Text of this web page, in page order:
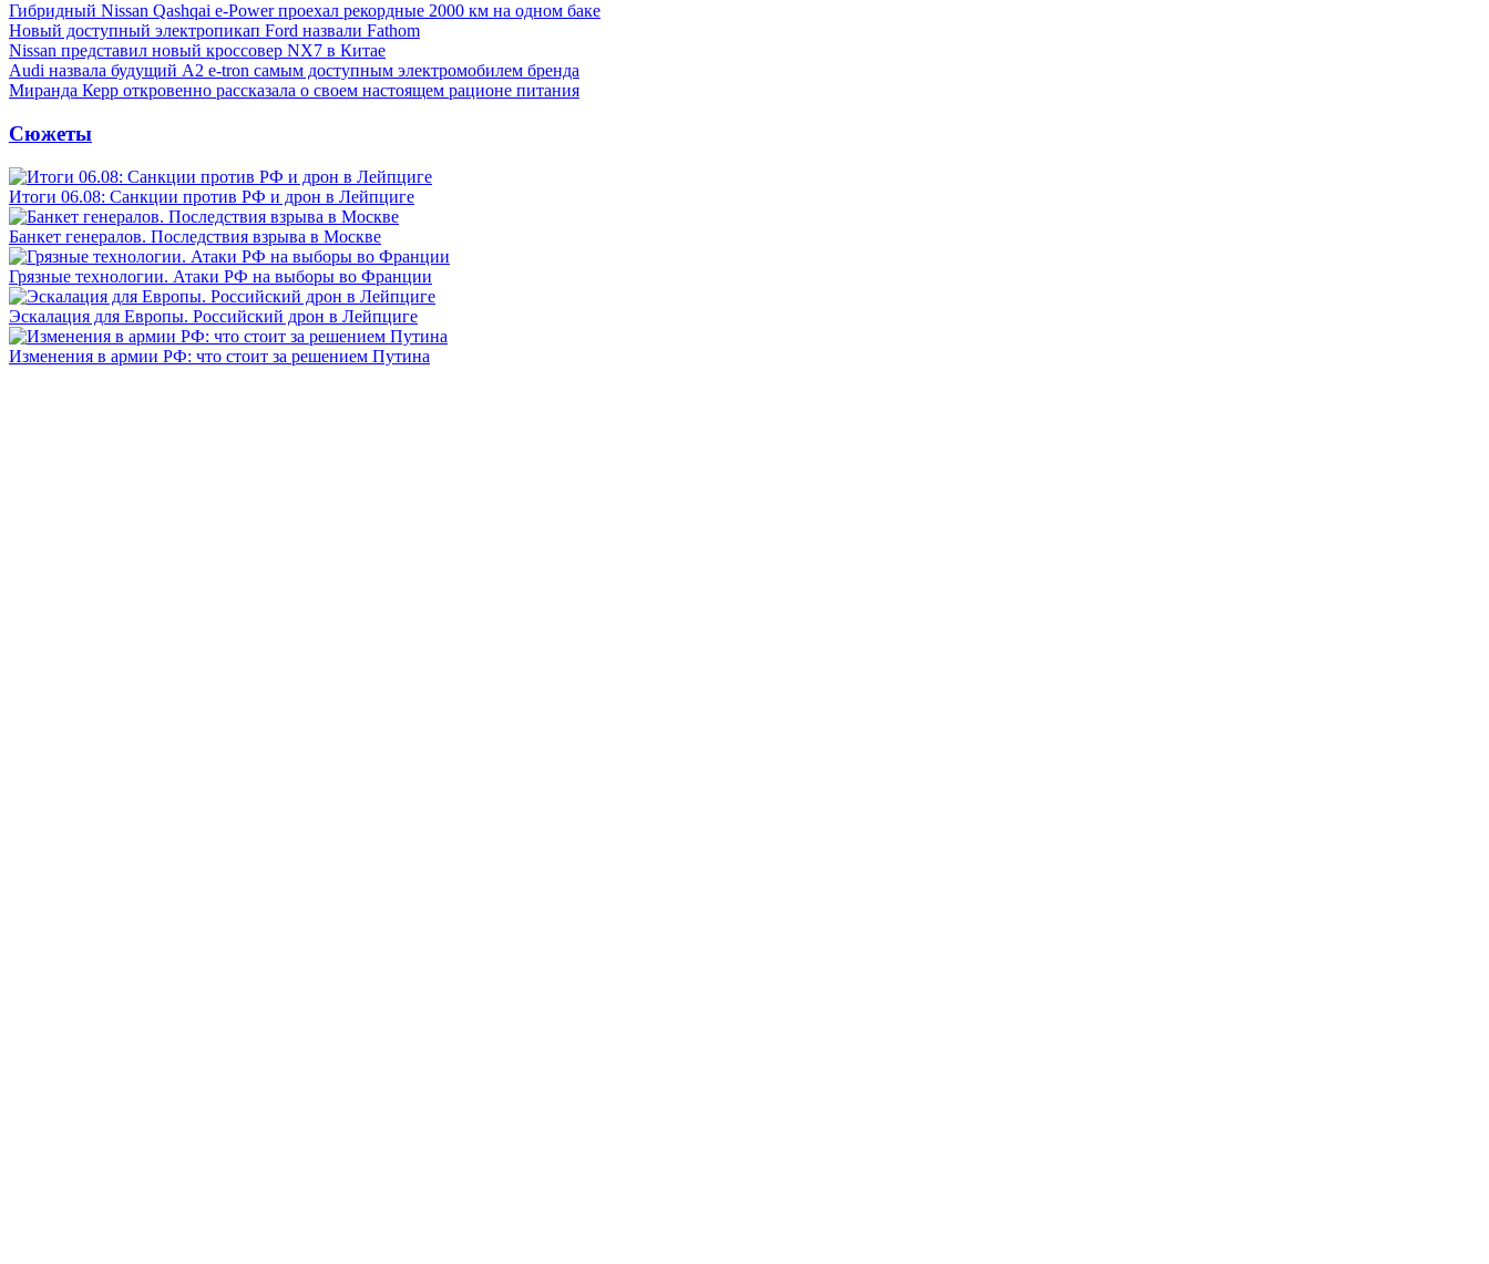
Гибридный Nissan Qashqai e-Power проехал рекордные 2000 км на одном баке
Новый доступный электропикап Ford назвали Fathom
Nissan представил новый кроссовер NX7 в Китае
Audi назвала будущий A2 e-tron самым доступным электромобилем бренда
Миранда Керр откровенно рассказала о своем настоящем рационе питания
Сюжеты
Итоги 06.08: Санкции против РФ и дрон в Лейпциге
Банкет генералов. Последствия взрыва в Москве
Грязные технологии. Атаки РФ на выборы во Франции
Эскалация для Европы. Российский дрон в Лейпциге
Изменения в армии РФ: что стоит за решением Путина